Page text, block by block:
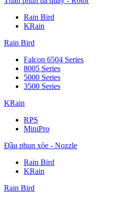
Rain Bird
KRain
Rain Bird
Falcon 6504 Series
8005 Series
5000 Series
3500 Series
KRain
RPS
MiniPro
Đầu phun xòe - Nozzle
Rain Bird
KRain
Rain Bird